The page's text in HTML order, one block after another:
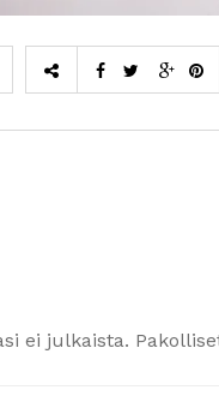
ei julkaista.